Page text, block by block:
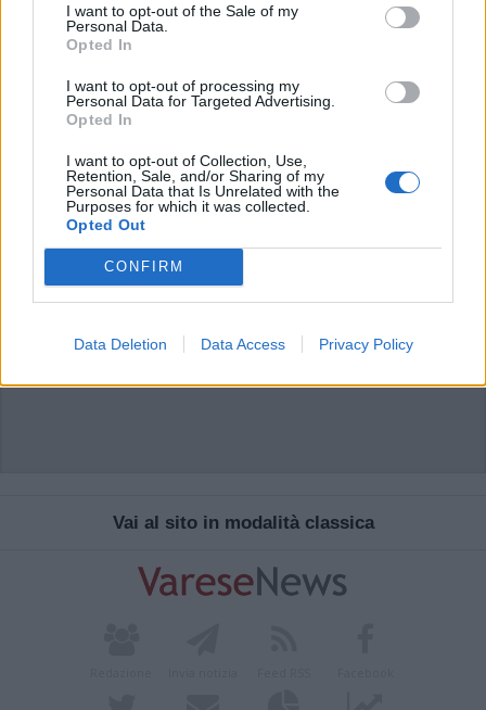
I want to opt-out of the Sale of my
Personal Data.
Opted In
I want to opt-out of processing my
Personal Data for Targeted Advertising.
Opted In
I want to opt-out of Collection, Use,
Retention, Sale, and/or Sharing of my
Personal Data that Is Unrelated with the
Purposes for which it was collected.
Opted Out
CONFIRM
Data Deletion Data Access Privacy Policy
L'email è richiesta ma non verrà mostrata ai visitatori. Il contenuto di questo
commento esprime il pensiero dell'autore e non rappresenta la linea editoriale
di VareseNews.it, che rimane autonoma e indipendente. I messaggi inclusi nei
possono essere automaticamente pubblicati senza filtro preventivo. I commenti
che includano uno o più link a siti esterni verranno rimossi in automatico dal
Vai al sito in modalità classica